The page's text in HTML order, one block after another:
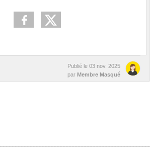
Publié le 03 nov. 2025
par Membre Masqué